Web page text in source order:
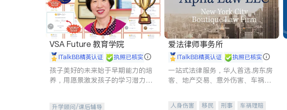
VSA Future 教育学院
iTalkBB精英认证 执照已核实
孩子美好的未来始于早期能力的培
养，用愿景激发孩子的学习潜力和
升学顾问/课后辅导
爱法律师事务所
iTalkBB精英认证 执照已核实
一站式法律服务，华人首选.房东房
客、地产交易、意外伤害、车祸重
人身伤害 移民 刑事
车祸理赔